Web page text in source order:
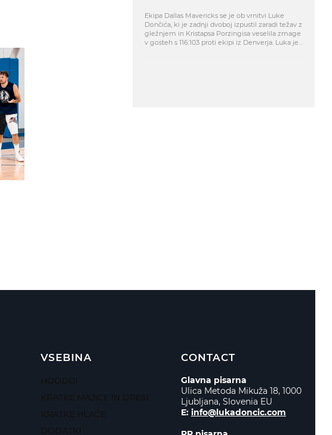
Ekipa Dallas Mavericks se je ob vrnitvi Luke
Dončića, ki je zadnji dvoboj izpustil zaradi težav z
gležnjem in Kristapsa Porzingisa veselila zmage
v gosteh s 116:103 proti ekipi iz Denverja. Luka je
VSEBINA CONTACT
Glavna pisarna
Ulica Metoda Mikuža 18, 1000
Ljubljana, Slovenia EU
E: info@lukadoncic.com